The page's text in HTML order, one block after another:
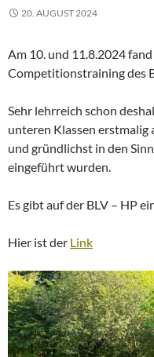
20. AUGUST 2024
Am 10. und 11.8.2024
Competitionstraining des
Sehr lehrreich schon
unteren Klassen erstmalig
und gründlichst in den
eingeführt wurden.
Es gibt auf der BLV – HP
Hier ist der Link